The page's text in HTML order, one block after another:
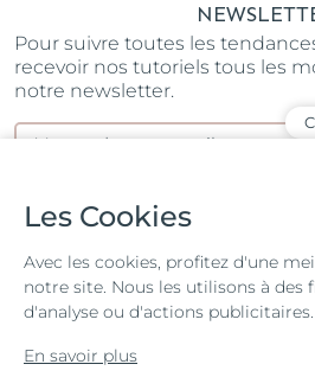
Pour suivre toutes les
recevoir nos tutoriels tous les
notre newsletter.
REJOIGNEZ NOTRE
Les Cookies
Avec les cookies, profitez d'une
notre site. Nous les utilisons à des
d'analyse ou d'actions publicitaires.
En savoir plus